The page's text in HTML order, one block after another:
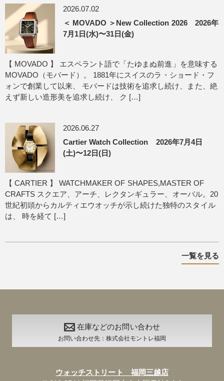
2026.07.02
＜ MOVADO ＞New Collection 2026 2026年
7月1日(水)〜31日(金)
【 MOVADO 】 エスペラント語で「たゆまぬ前進」を意味する
MOVADO（モバード）。 1881年にスイスのラ・ショード・フ
ォンで創業して以来、 モバードは技術を追求し続け、また、絶
えず新しい造形美を追求し続け、 ク […]
2026.06.27
Cartier Watch Collection 2026年7月4日
(土)〜12日(日)
【 CARTIER 】 WATCHMAKER OF SHAPES,MASTER OF
CRAFTS スクエア、アーチ、レクタンギュラー、オーバル。20
世紀初頭からカルティエウオッチが示し続けた独特のスタイル
は、 時を経て […]
一覧を見る
在庫などのお問い合わせ
お問い合わせ先：株式会社モントレ福岡
ウォッチストリート 福岡三越店